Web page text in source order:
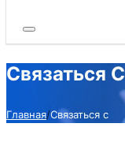
Связаться С
Главная Связаться с